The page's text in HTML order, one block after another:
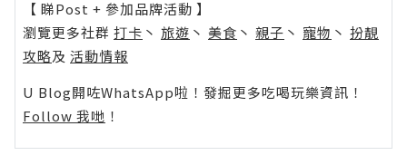
【 睇Post + 參加品牌活動 】
瀏覽更多社群 打卡 丶 旅遊 丶 美食 丶 親子 丶 寵物 丶 扮靚
攻略及 活動情報
U Blog開咗WhatsApp啦！發掘更多吃喝玩樂資訊！
Follow 我哋 ！